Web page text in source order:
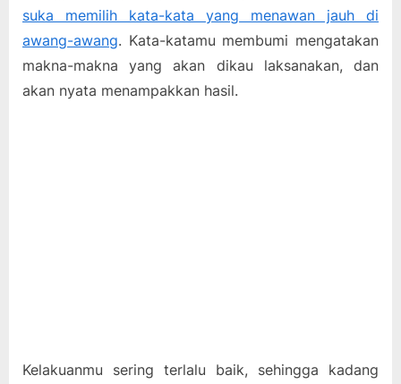
suka memilih kata-kata yang menawan jauh di
awang-awang. Kata-katamu membumi mengatakan
makna-makna yang akan dikau laksanakan, dan
akan nyata menampakkan hasil.
Kelakuanmu sering terlalu baik, sehingga kadang